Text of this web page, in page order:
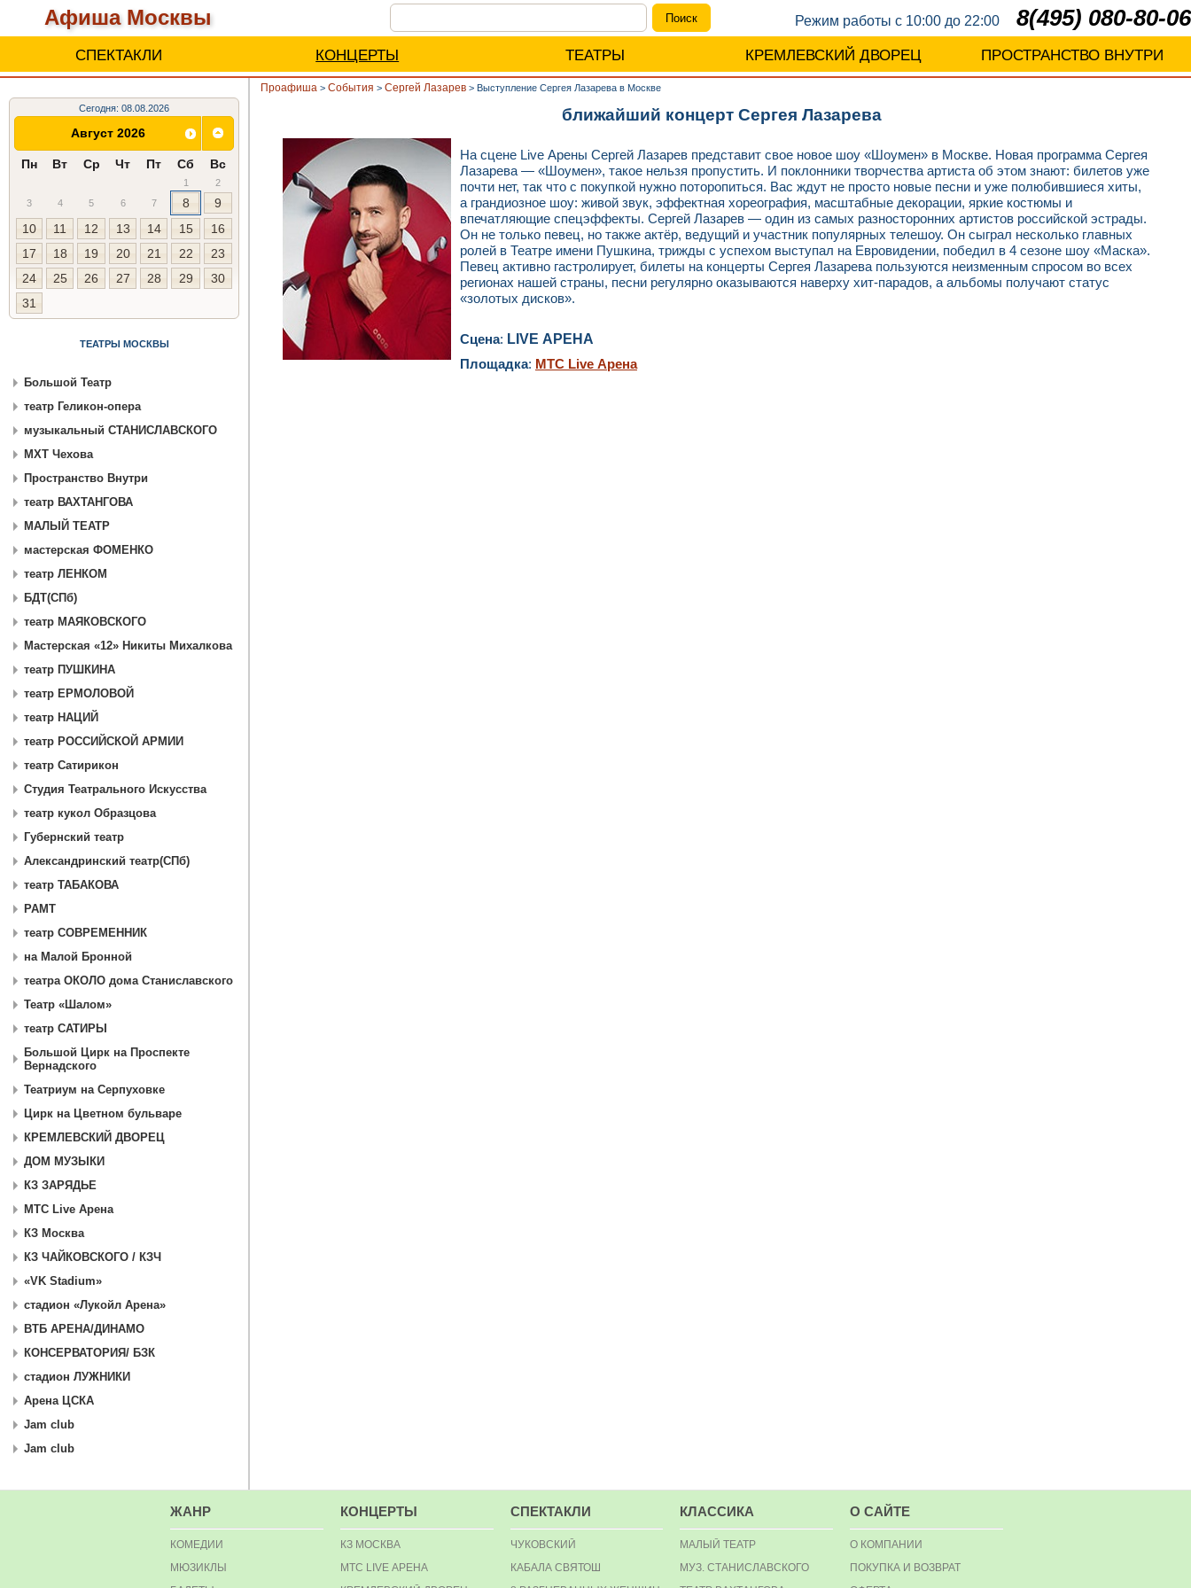
Афиша Москвы Режим работы с 10:00 до 22:00 8(495) 080-80-06
СПЕКТАКЛИ КОНЦЕРТЫ ТЕАТРЫ КРЕМЛЕВСКИЙ ДВОРЕЦ ПРОСТРАНСТВО ВНУТРИ
Сегодня: 08.08.2026
Август 2026
Пн Вт Ср Чт Пт Сб Вс
1
2
3
4 5 6 7 8
9
10
11 12 13 14 15
16
17
18 19 20 21 22
23
24
25 26 27 28 29
30
31
ТЕАТРЫ МОСКВЫ
Большой Театр
театр Геликон-опера
музыкальный СТАНИСЛАВСКОГО
МХТ Чехова
Пространство Внутри
театр ВАХТАНГОВА
МАЛЫЙ ТЕАТР
мастерская ФОМЕНКО
театр ЛЕНКОМ
БДТ(СПб)
театр МАЯКОВСКОГО
Мастерская «12» Никиты Михалкова
театр ПУШКИНА
театр ЕРМОЛОВОЙ
театр НАЦИЙ
театр РОССИЙСКОЙ АРМИИ
театр Сатирикон
Студия Театрального Искусства
театр кукол Образцова
Губернский театр
Александринский театр(СПб)
театр ТАБАКОВА
РАМТ
театр СОВРЕМЕННИК
на Малой Бронной
театра ОКОЛО дома Станиславского
Театр «Шалом»
театр САТИРЫ
Большой Цирк на Проспекте
Вернадского
Театриум на Серпуховке
Цирк на Цветном бульваре
КРЕМЛЕВСКИЙ ДВОРЕЦ
ДОМ МУЗЫКИ
КЗ ЗАРЯДЬЕ
МТС Live Арена
КЗ Москва
КЗ ЧАЙКОВСКОГО / КЗЧ
«VK Stadium»
стадион «Лукойл Арена»
ВТБ АРЕНА/ДИНАМО
КОНСЕРВАТОРИЯ/ БЗК
стадион ЛУЖНИКИ
Арена ЦСКА
Jam club
Jam club
Проафиша > События > Сергей Лазарев > Выступление Сергея Лазарева в Москве
ближайший концерт Сергея Лазарева
На сцене Live Арены Сергей Лазарев представит свое новое шоу «Шоумен» в Москве. Новая программа Сергея
Лазарева — «Шоумен», такое нельзя пропустить. И поклонники творчества артиста об этом знают: билетов уже
почти нет, так что с покупкой нужно поторопиться. Вас ждут не просто новые песни и уже полюбившиеся хиты,
а грандиозное шоу: живой звук, эффектная хореография, масштабные декорации, яркие костюмы и
впечатляющие спецэффекты. Сергей Лазарев — один из самых разносторонних артистов российской эстрады.
Он не только певец, но также актёр, ведущий и участник популярных телешоу. Он сыграл несколько главных
ролей в Театре имени Пушкина, трижды с успехом выступал на Евровидении, победил в 4 сезоне шоу «Маска».
Певец активно гастролирует, билеты на концерты Сергея Лазарева пользуются неизменным спросом во всех
регионах нашей страны, песни регулярно оказываются наверху хит-парадов, а альбомы получают статус
«золотых дисков».
Сцена: LIVE АРЕНА
Площадка: МТС Live Арена
ЖАНР
КОМЕДИИ
МЮЗИКЛЫ
КОНЦЕРТЫ
КЗ МОСКВА
МТС LIVE АРЕНА
СПЕКТАКЛИ
ЧУКОВСКИЙ
КАБАЛА СВЯТОШ
КЛАССИКА
МАЛЫЙ ТЕАТР
МУЗ. СТАНИСЛАВСКОГО
О САЙТЕ
О КОМПАНИИ
ПОКУПКА И ВОЗВРАТ